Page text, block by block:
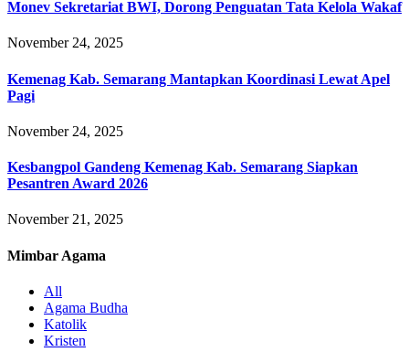
Monev Sekretariat BWI, Dorong Penguatan Tata Kelola Wakaf
November 24, 2025
Kemenag Kab. Semarang Mantapkan Koordinasi Lewat Apel
Pagi
November 24, 2025
Kesbangpol Gandeng Kemenag Kab. Semarang Siapkan
Pesantren Award 2026
November 21, 2025
Mimbar Agama
All
Agama Budha
Katolik
Kristen